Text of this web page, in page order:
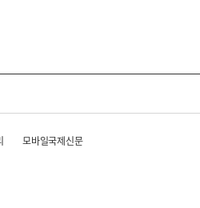
모바일국제신문